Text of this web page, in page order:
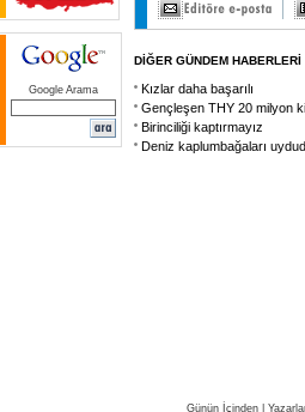
Google Arama
DİĞER GÜNDEM HABERLERİ
Kızlar daha başarılı
Gençleşen THY 20 milyon
Birinciliği kaptırmayız
Deniz kaplumbağaları
Günün İçinden